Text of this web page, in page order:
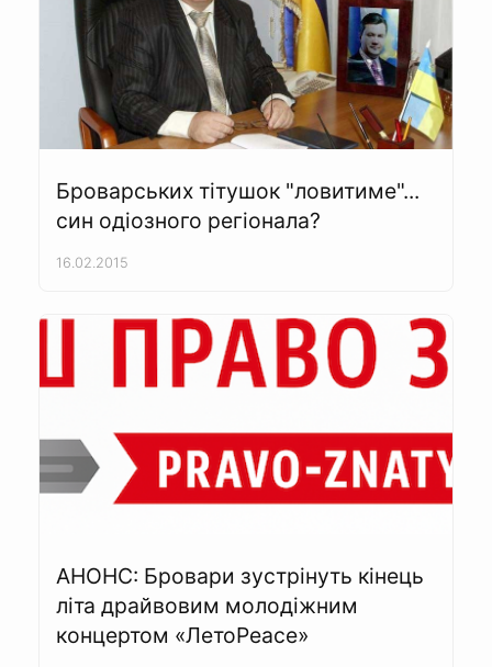
Броварських тітушок "ловитиме"...
син одіозного регіонала?
16.02.2015
АНОНС: Бровари зустрінуть кінець
літа драйвовим молодіжним
концертом «ЛетоPeace»